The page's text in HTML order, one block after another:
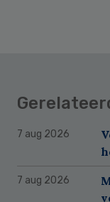
7 aug 2026
7 aug 2026